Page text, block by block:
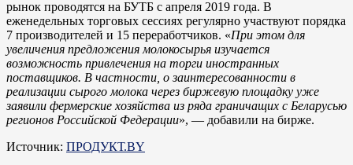
рынок проводятся на БУТБ с апреля 2019 года. В
еженедельных торговых сессиях регулярно участвуют порядка
7 производителей и 15 переработчиков. «При этом для
увеличения предложения молокосырья изучается
возможность привлечения на торги иностранных
поставщиков. В частности, о заинтересованности в
реализации сырого молока через биржевую площадку уже
заявили фермерские хозяйства из ряда граничащих с Беларусью
регионов Российской Федерации», — добавили на бирже.
Источник: ПРОДУКТ.BY